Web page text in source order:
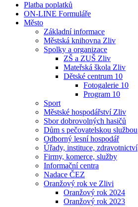
Platba poplatků
ON-LINE Formuláře
Město
Základní informace
Městská knihovna Zliv
Spolky a organizace
ZŠ a ZUŠ Zliv
Mateřská škola Zliv
Dětské centrum 10
Fotogalerie 10
Program 10
Sport
Městské hospodářství Zliv
Sbor dobrovolných hasičů
Dům s pečovatelskou službou
Odborný lesní hospodář
Úřady, instituce, zdravotnictví
Firmy, komerce, služby
Informační centra
Nadace ČEZ
Oranžový rok ve Zlivi
Oranžový rok 2024
Oranžový rok 2023